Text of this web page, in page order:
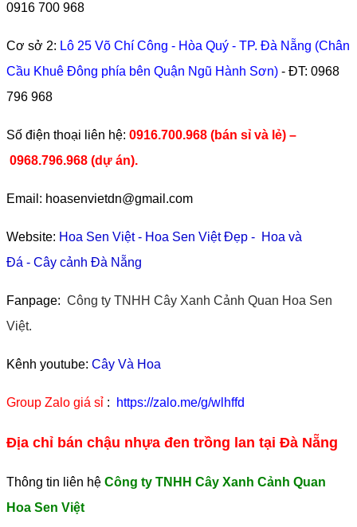
0916 700 968
Cơ sở 2: Lô 25 Võ Chí Công - Hòa Quý - TP. Đà Nẵng (Chân
Cầu Khuê Đông phía bên Quận Ngũ Hành Sơn) - ĐT: 0968
796 968
​Số điện thoại liên hệ: 0916.700.968 (bán sỉ và lẻ) –
0968.796.968 (dự án).
Email: hoasenvietdn@gmail.com
Website: Hoa Sen Việt- Hoa Sen Việt Đẹp - Hoa và
Đá - Cây cảnh Đà Nẵng
Fanpage: Công ty TNHH Cây Xanh Cảnh Quan Hoa Sen
Việt.
Kênh youtube: Cây Và Hoa
Group Zalo giá sỉ : https://zalo.me/g/wlhffd
Địa chỉ bán chậu nhựa đen trồng lan tại Đà Nẵng
Thông tin liên hệ Công ty TNHH Cây Xanh Cảnh Quan
Hoa Sen Việt